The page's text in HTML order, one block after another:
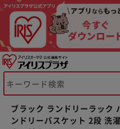
ブラック ランドリーラック
ンドリーバスケット 2段 洗
※ご確認ください
カートに入れる